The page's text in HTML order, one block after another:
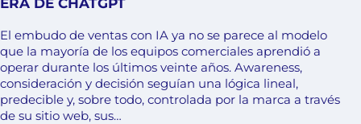
El embudo de ventas con IA ya no se parece al modelo
que la mayoría de los equipos comerciales aprendió a
operar durante los últimos veinte años. Awareness,
consideración y decisión seguían una lógica lineal,
predecible y, sobre todo, controlada por la marca a través
de su sitio web, sus…